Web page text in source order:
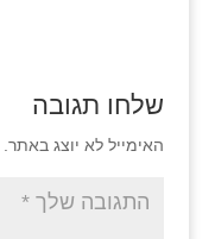
שלחו תגובה
האימייל לא יוצג באתר.